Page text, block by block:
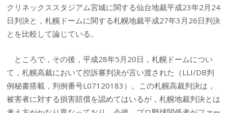
クリネックススタジアム宮城に関する仙台地裁平成23年2月24
日判決と，札幌ドームに関する札幌地裁平成27年3月26日判決
とを比較して論じている。
ところで，その後，平成28年5月20日，札幌ドームについ
て，札幌高裁において控訴審判決が言い渡された（LLI/DB判
例秘書搭載，判例番号L07120183）。この札幌高裁判決は，
被害者に対する損害賠償を認めてはいるが，札幌地裁判決とは